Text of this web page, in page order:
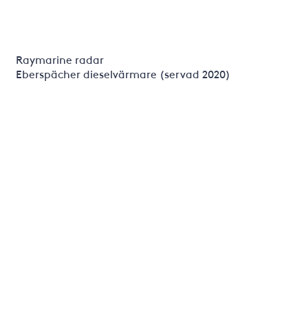
Raymarine radar
Eberspächer dieselvärmare (servad 2020)